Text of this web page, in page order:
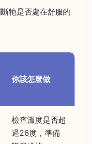
牠是否處在舒服的
你該怎麼做
檢查溫度是否超
過26度，準備